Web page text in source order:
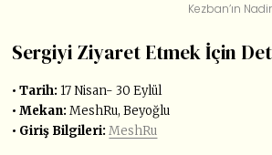
Kezban’ın
Sergiyi Ziyaret Etmek İçin
• Tarih: 17 Nisan- 30 Eylül
• Mekan: MeshRu, Beyoğlu
• Giriş Bilgileri: MeshRu